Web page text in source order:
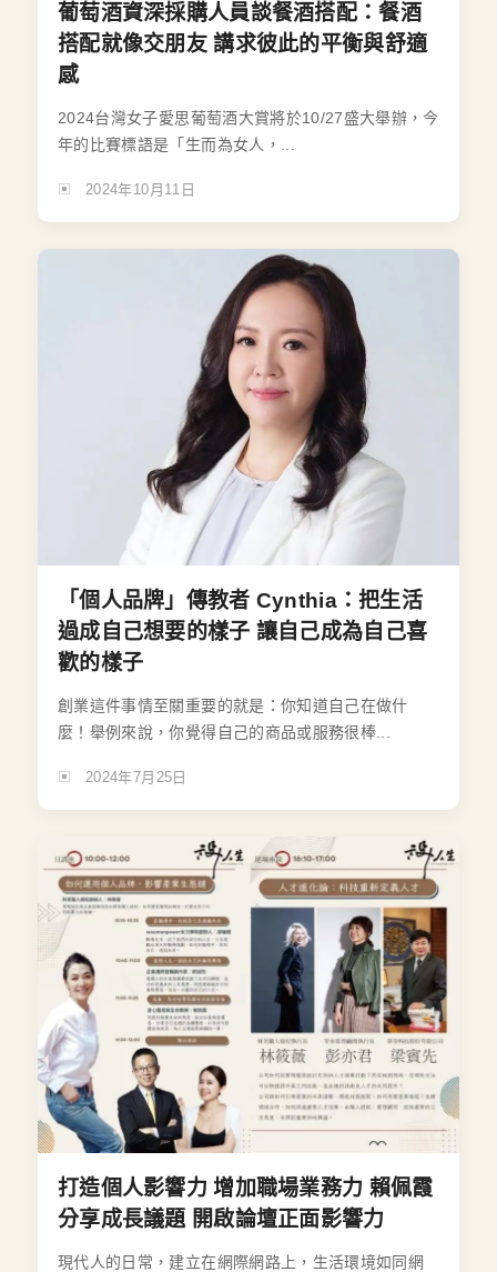
葡萄酒資深採購人員談餐酒搭配：餐酒
搭配就像交朋友 講求彼此的平衡與舒適
感
2024台灣女子愛思葡萄酒大賞將於10/27盛大舉辦，今
年的比賽標語是「生而為女人，...
2024年10月11日
「個人品牌」傳教者 Cynthia：把生活
過成自己想要的樣子 讓自己成為自己喜
歡的樣子
創業這件事情至關重要的就是：你知道自己在做什
麼！舉例來說，你覺得自己的商品或服務很棒...
2024年7月25日
打造個人影響力 增加職場業務力 賴佩霞
分享成長議題 開啟論壇正面影響力
現代人的日常，建立在網際網路上，生活環境如同網